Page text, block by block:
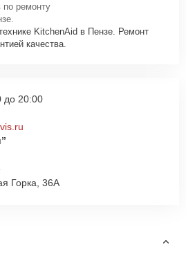
по ремонту
KitchenAid в Пензе. Ремонт
качества.
Горка, 36А
до 20:00